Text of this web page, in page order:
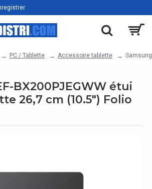
PC / Tablette Accessoire tablette
BX200PJEGWW étui
26,7 cm (10.5") Folio